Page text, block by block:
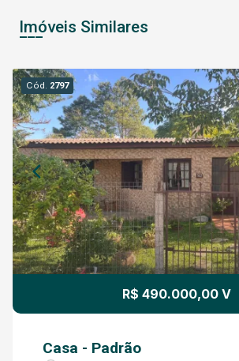
Imóveis Similares
Cód. 2797
R$ 490.000,00 V
Casa - Padrão